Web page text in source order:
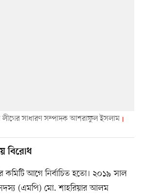
লীগের সাধারণ সম্পাদক আশরাফুল ইসলাম
বিরোধ
আগে নির্বাচিত হতো। ২০১৯ সাল
(এমপি) মো. শাহরিয়ার আলম